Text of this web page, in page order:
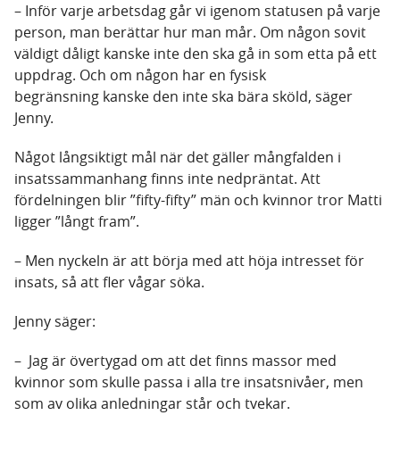
– Inför varje arbetsdag går vi igenom statusen på varje
person, man berättar hur man mår. Om någon sovit
väldigt dåligt kanske inte den ska gå in som etta på ett
uppdrag. Och om någon har en fysisk
begränsning kanske den inte ska bära sköld, säger
Jenny.
Något långsiktigt mål när det gäller mångfalden i
insatssammanhang finns inte nedpräntat. Att
fördelningen blir ”fifty-fifty” män och kvinnor tror Matti
ligger ”långt fram”.
– Men nyckeln är att börja med att höja intresset för
insats, så att fler vågar söka.
Jenny säger:
– Jag är övertygad om att det finns massor med
kvinnor som skulle passa i alla tre insatsnivåer, men
som av olika anledningar står och tvekar.